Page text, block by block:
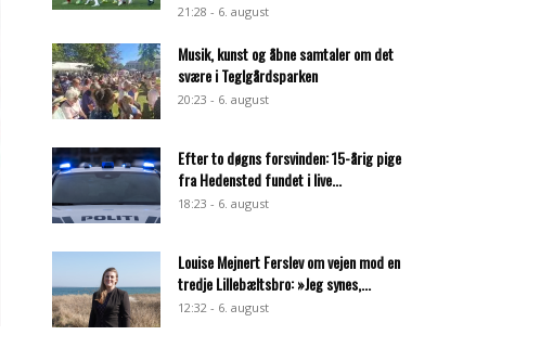
21:28 - 6. august
Musik, kunst og åbne samtaler om det
svære i Teglgårdsparken
20:23 - 6. august
Efter to døgns forsvinden: 15-årig pige
fra Hedensted fundet i live...
18:23 - 6. august
Louise Mejnert Ferslev om vejen mod en
tredje Lillebæltsbro: »Jeg synes,...
12:32 - 6. august